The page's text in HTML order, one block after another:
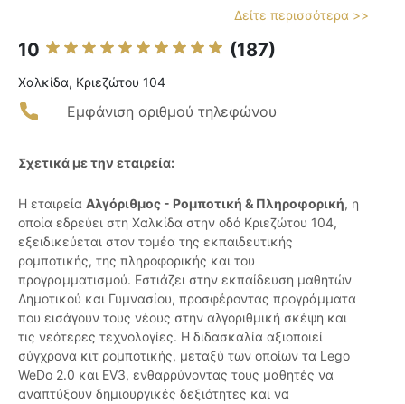
Δείτε περισσότερα >>
10 (187)
Χαλκίδα, Κριεζώτου 104
Εμφάνιση αριθμού τηλεφώνου
Σχετικά με την εταιρεία:
Η εταιρεία Αλγόριθμος - Ρομποτική & Πληροφορική, η
οποία εδρεύει στη Χαλκίδα στην οδό Κριεζώτου 104,
εξειδικεύεται στον τομέα της εκπαιδευτικής
ρομποτικής, της πληροφορικής και του
προγραμματισμού. Εστιάζει στην εκπαίδευση μαθητών
Δημοτικού και Γυμνασίου, προσφέροντας προγράμματα
που εισάγουν τους νέους στην αλγοριθμική σκέψη και
τις νεότερες τεχνολογίες. Η διδασκαλία αξιοποιεί
σύγχρονα κιτ ρομποτικής, μεταξύ των οποίων τα Lego
WeDo 2.0 και EV3, ενθαρρύνοντας τους μαθητές να
αναπτύξουν δημιουργικές δεξιότητες και να